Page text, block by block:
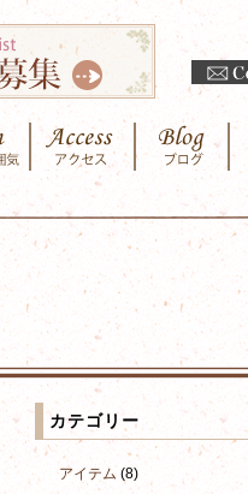
カテゴリー
アイテム (8)